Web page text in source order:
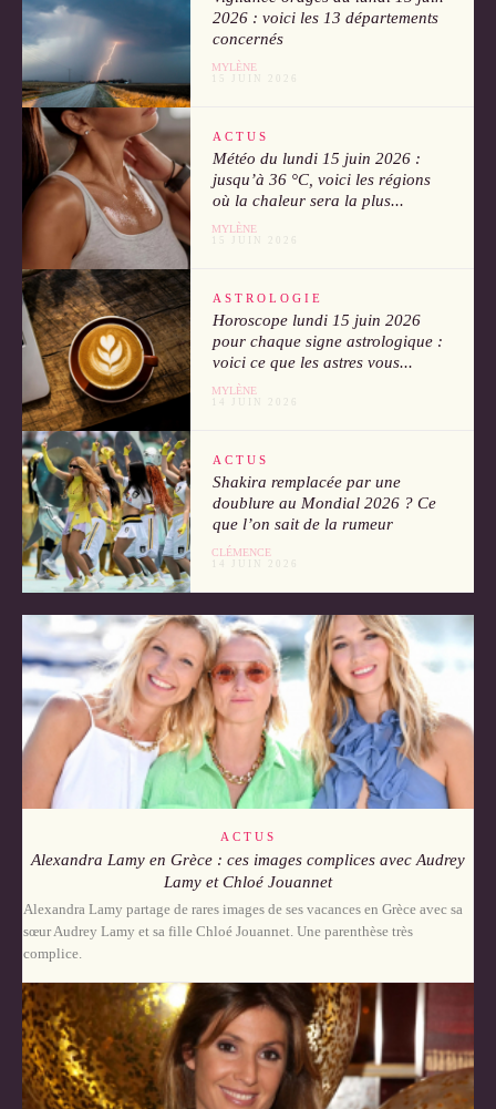
2026 : voici les 13 départements
concernés
MYLÈNE
15 JUIN 2026
ACTUS
Météo du lundi 15 juin 2026 :
jusqu’à 36 °C, voici les régions
où la chaleur sera la plus...
MYLÈNE
15 JUIN 2026
ASTROLOGIE
Horoscope lundi 15 juin 2026
pour chaque signe astrologique :
voici ce que les astres vous...
MYLÈNE
14 JUIN 2026
ACTUS
Shakira remplacée par une
doublure au Mondial 2026 ? Ce
que l’on sait de la rumeur
CLÉMENCE
14 JUIN 2026
ACTUS
Alexandra Lamy en Grèce : ces images complices avec Audrey
Lamy et Chloé Jouannet
Alexandra Lamy partage de rares images de ses vacances en Grèce avec sa
sœur Audrey Lamy et sa fille Chloé Jouannet. Une parenthèse très
complice.